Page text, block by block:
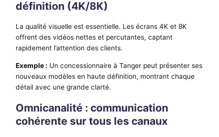
définition (4K/8K)
La qualité visuelle est essentielle. Les écrans 4K et 8K
offrent des vidéos nettes et percutantes, captant
rapidement l’attention des clients.
Exemple : Un concessionnaire à Tanger peut présenter ses
nouveaux modèles en haute définition, montrant chaque
détail avec une grande clarté.
Omnicanalité : communication
cohérente sur tous les canaux